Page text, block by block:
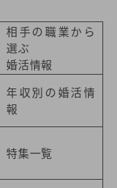
相手の職業から
選ぶ
婚活情報
年収別の婚活情
報
特集一覧